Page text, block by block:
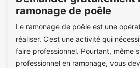
ramonage de poêle
Le ramonage de poêle est une
réaliser. C’est une activité qui
faire professionnel. Pourtant, même
professionnel en ramonage, vous